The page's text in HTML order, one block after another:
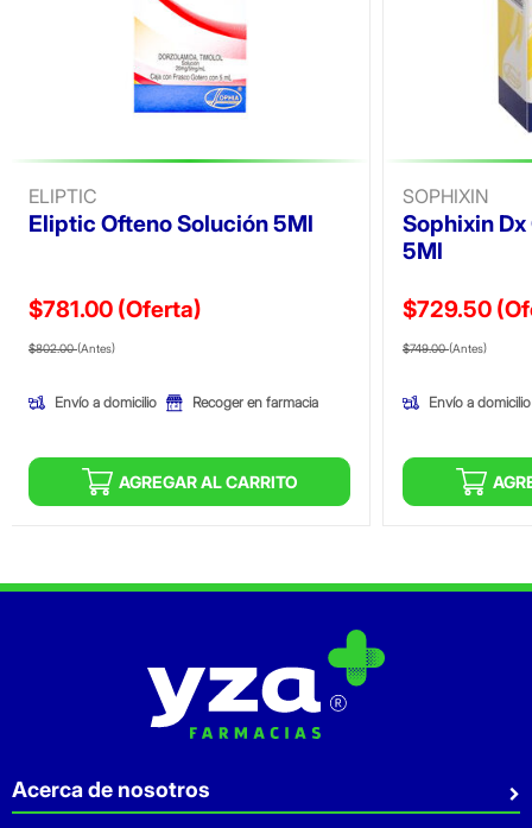
ELIPTIC
Eliptic Ofteno Solución 5Ml
$781.00 (Oferta)
Precio reducido de
$802.00(Antes)(Oferta)
Envío a domicilio Recoger en farmacia
AGREGAR AL CARRITO
SOPHIXIN
Sophixin
5Ml
$729.50
Precio
$749.00(Antes)
Envío a domicilio
Acerca de nosotros